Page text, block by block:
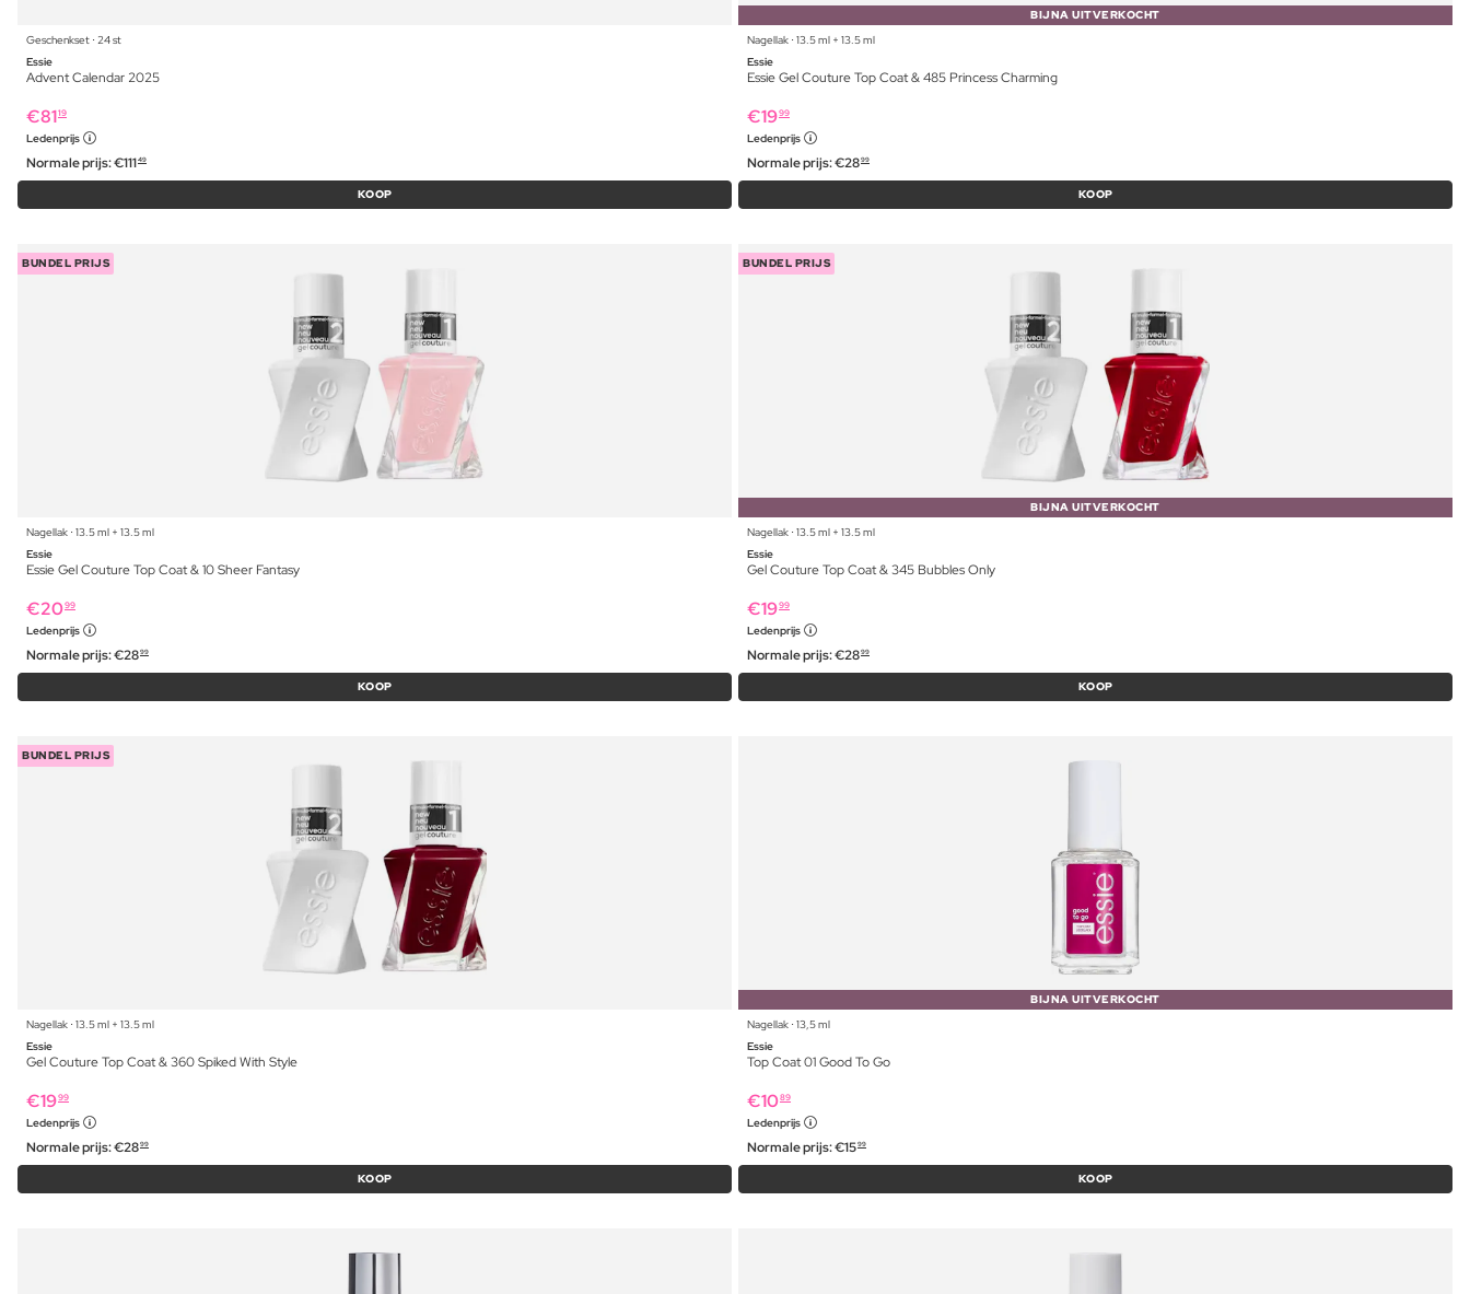
Geschenkset ⋅ 24 st
Essie
Advent Calendar 2025
€8119
Ledenprijs
Normale prijs:€11149
KOOP
BIJNA UITVERKOCHT
Nagellak ⋅ 13.5 ml + 13.5 ml
Essie
Essie Gel Couture Top Coat & 485 Princess Charming
€1999
Ledenprijs
Normale prijs:€2899
KOOP
BUNDEL PRIJS
Nagellak ⋅ 13.5 ml + 13.5 ml
Essie
Essie Gel Couture Top Coat & 10 Sheer Fantasy
€2099
Ledenprijs
Normale prijs:€2899
KOOP
BUNDEL PRIJS
BIJNA UITVERKOCHT
Nagellak ⋅ 13.5 ml + 13.5 ml
Essie
Gel Couture Top Coat & 345 Bubbles Only
€1999
Ledenprijs
Normale prijs:€2899
KOOP
BUNDEL PRIJS
Nagellak ⋅ 13.5 ml + 13.5 ml
Essie
Gel Couture Top Coat & 360 Spiked With Style
€1999
Ledenprijs
Normale prijs:€2899
KOOP
BIJNA UITVERKOCHT
Nagellak ⋅ 13,5 ml
Essie
Top Coat 01 Good To Go
€1089
Ledenprijs
Normale prijs:€1599
KOOP